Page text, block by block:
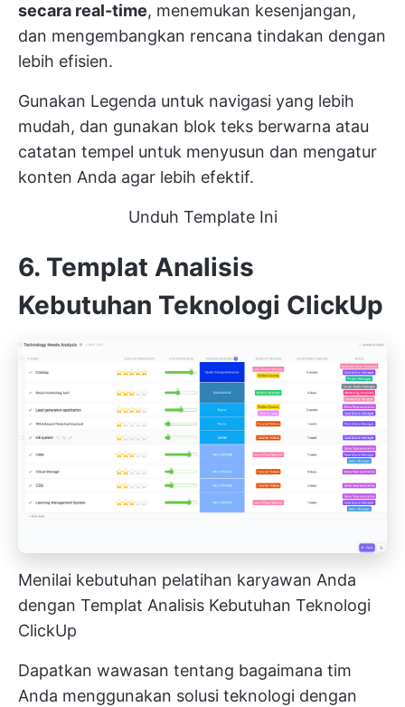
secara real-time, menemukan kesenjangan,
dan mengembangkan rencana tindakan dengan
lebih efisien.
Gunakan Legenda untuk navigasi yang lebih
mudah, dan gunakan blok teks berwarna atau
catatan tempel untuk menyusun dan mengatur
konten Anda agar lebih efektif.
Unduh Template Ini
6. Templat Analisis
Kebutuhan Teknologi ClickUp
Menilai kebutuhan pelatihan karyawan Anda
dengan Templat Analisis Kebutuhan Teknologi
ClickUp
Dapatkan wawasan tentang bagaimana tim
Anda menggunakan solusi teknologi dengan